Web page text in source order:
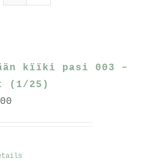
kïïki pasi 003 –
(1/25)